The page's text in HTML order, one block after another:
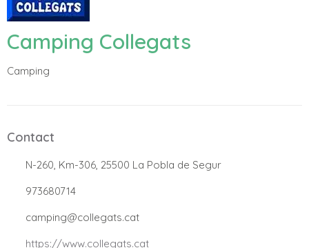
Camping Collegats
Camping
Contact
N-260, Km-306, 25500 La Pobla de Segur
973680714
camping@collegats.cat
https://www.collegats.cat